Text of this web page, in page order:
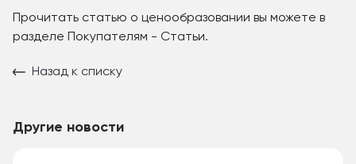
Прочитать статью о ценообразовании вы можете в
разделе Покупателям - Статьи.
Назад к списку
Другие новости